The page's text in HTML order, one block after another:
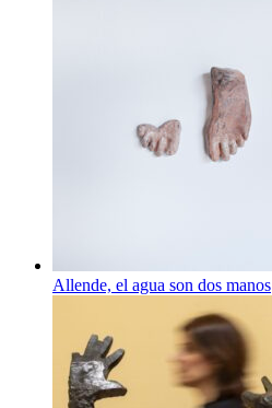
Allende, el agua son dos manos